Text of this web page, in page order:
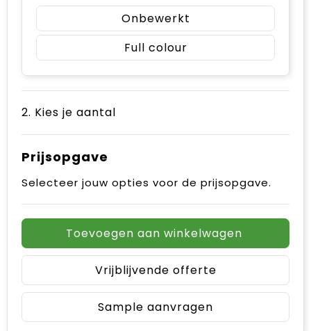
Onbewerkt
Full colour
2. Kies je aantal
Prijsopgave
Selecteer jouw opties voor de prijsopgave.
Toevoegen aan winkelwagen
Vrijblijvende offerte
Sample aanvragen